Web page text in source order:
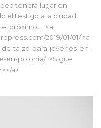
tendrá lugar en
el testigo a la ciudad
próximo … <a
2019/01/01/ha-
taize-para-jovenes-en-
en-polonia/">Sigue
a>